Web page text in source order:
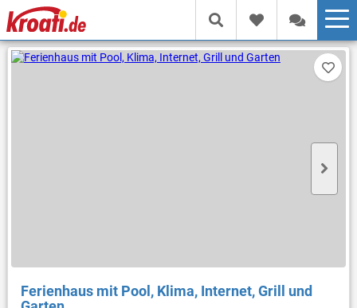
Ferienhaus mit Pool, Klima, Internet, Grill und